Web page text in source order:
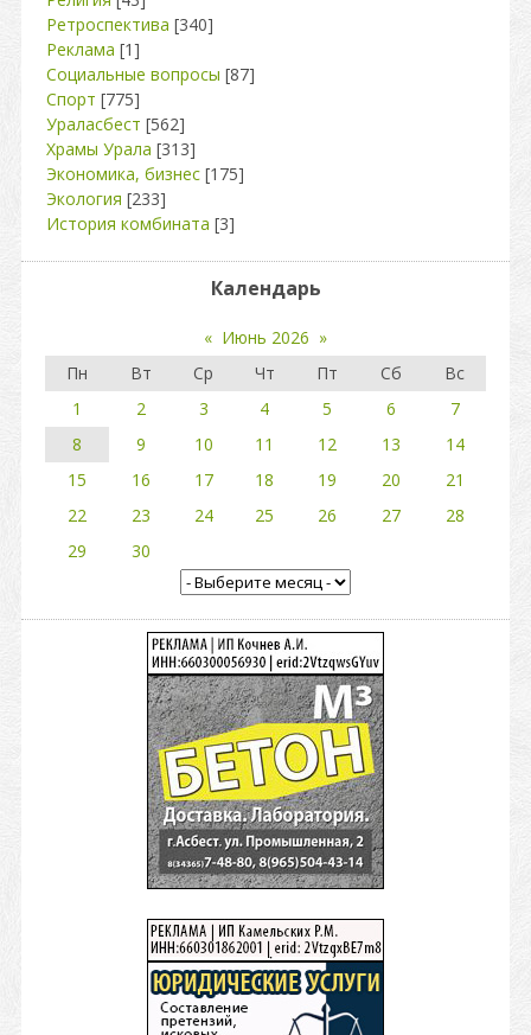
Ретроспектива [340]
Реклама [1]
Социальные вопросы [87]
Спорт [775]
Ураласбест [562]
Храмы Урала [313]
Экономика, бизнес [175]
Экология [233]
История комбината [3]
Календарь
« Июнь 2026 »
Пн
Вт Ср Чт Пт Сб
Вс
1
2 3 4 5 6
7
8
9 10 11 12 13
14
15
16 17 18 19 20
21
22
23 24 25 26 27
28
29
30